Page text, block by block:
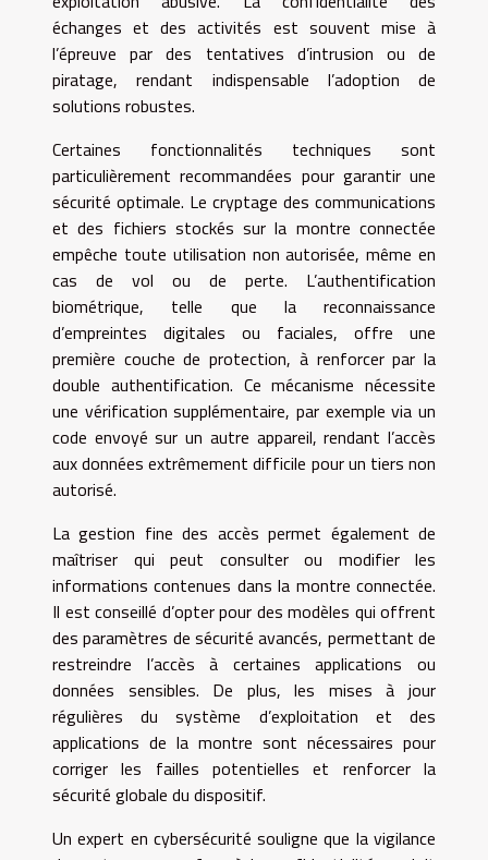
échanges et des activités est souvent mise à
l’épreuve par des tentatives d’intrusion ou de
piratage, rendant indispensable l’adoption de
solutions robustes.
Certaines fonctionnalités techniques sont
particulièrement recommandées pour garantir une
sécurité optimale. Le cryptage des communications
et des fichiers stockés sur la montre connectée
empêche toute utilisation non autorisée, même en
cas de vol ou de perte. L’authentification
biométrique, telle que la reconnaissance
d’empreintes digitales ou faciales, offre une
première couche de protection, à renforcer par la
double authentification. Ce mécanisme nécessite
une vérification supplémentaire, par exemple via un
code envoyé sur un autre appareil, rendant l’accès
aux données extrêmement difficile pour un tiers non
autorisé.
La gestion fine des accès permet également de
maîtriser qui peut consulter ou modifier les
informations contenues dans la montre connectée.
Il est conseillé d’opter pour des modèles qui offrent
des paramètres de sécurité avancés, permettant de
restreindre l’accès à certaines applications ou
données sensibles. De plus, les mises à jour
régulières du système d’exploitation et des
applications de la montre sont nécessaires pour
corriger les failles potentielles et renforcer la
sécurité globale du dispositif.
Un expert en cybersécurité souligne que la vigilance